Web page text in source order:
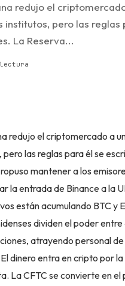
redujo el
institutos, pero las
La Reserva...
redujo el criptomercado a
las reglas para él se
mantener a los
la entrada de Binance a la
están acumulando BTC y
dividen el poder
atrayendo personal
dinero entra en cripto por
La CFTC se convierte en